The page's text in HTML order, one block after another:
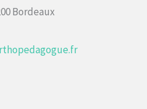
Bordeaux